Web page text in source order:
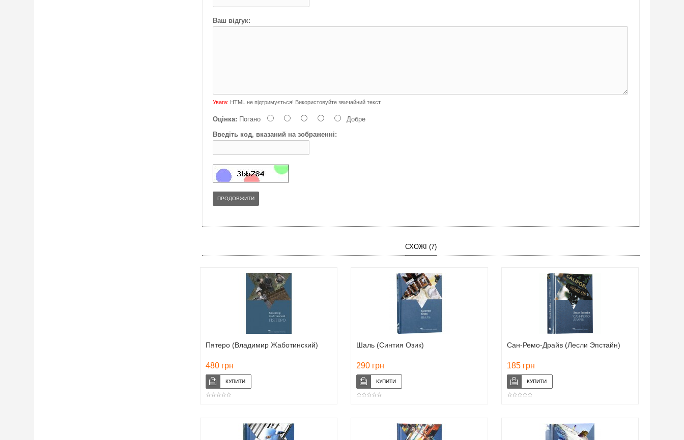
Ваш відгук:
Увага: HTML не підтримується! Використовуйте звичайний текст.
Оцінка: Погано
Добре
Введіть код, вказаний на зображенні:
ПРОДОВЖИТИ
СХОЖІ (7)
Пятеро (Владимир Жаботинский)
480 грн
Шаль (Синтия Озик)
290 грн
Сан-Ремо-Драйв (Лесли Эпстайн)
185 грн